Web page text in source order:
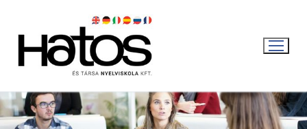
tartalomra